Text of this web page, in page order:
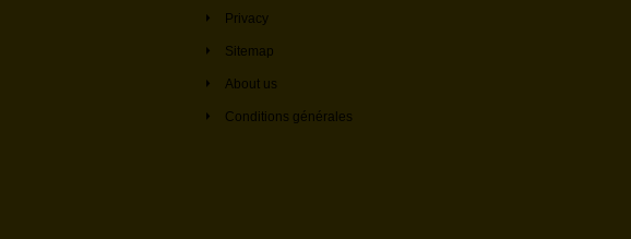
Privacy
Sitemap
About us
Conditions générales